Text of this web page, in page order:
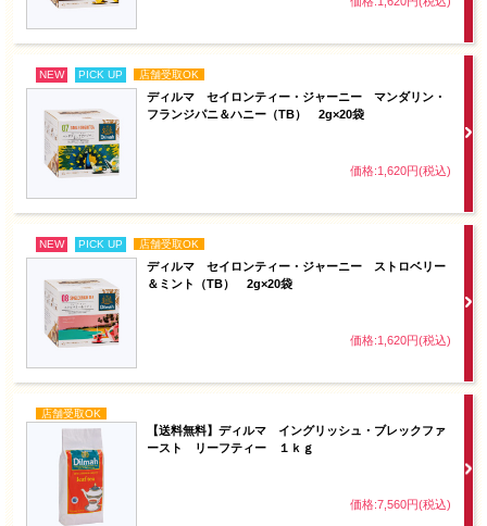
NEW PICK UP 店舗受取OK
ディルマ セイロンティー・ジャーニー マンダリン・
フランジパニ＆ハニー（TB） 2g×20袋
価格:1,620円(税込)
NEW PICK UP 店舗受取OK
ディルマ セイロンティー・ジャーニー ストロベリー
＆ミント（TB） 2g×20袋
価格:1,620円(税込)
店舗受取OK
【送料無料】ディルマ イングリッシュ・ブレックファ
ースト リーフティー １ｋｇ
価格:7,560円(税込)